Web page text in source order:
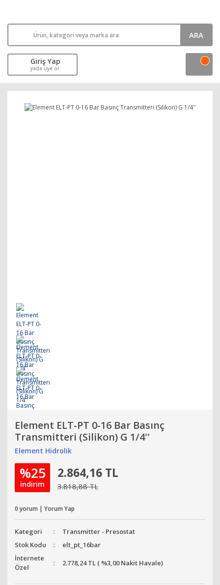
ARA
Giriş Yap
yada üye ol
Element ELT-PT 0-16 Bar Basınç
Transmitteri (Silikon) G 1/4''
Element Hidrolik
%25
indirim
2.864,16 TL
3.818,88 TL
0 yorum | Yorum Yap
Kategori
Transmitter - Presostat
Stok Kodu
elt_pt_16bar
İnternete
Özel
2.778,24 TL ( %3,00 Nakit Havale)